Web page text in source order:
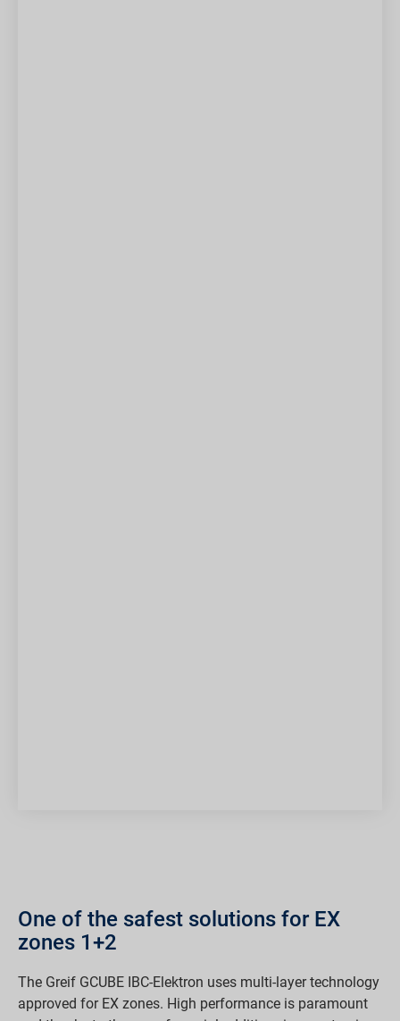
One of the safest solutions for EX
zones 1+2
The Greif GCUBE IBC-Elektron uses multi-layer technology
approved for EX zones. High performance is paramount